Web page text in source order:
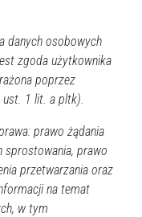
Nd
9
16
23
30
danych osobowych
zgoda użytkownika
poprzez
ust. 1 lit. a pltk).
prawo żądania
sprostowania, prawo
przetwarzania oraz
na temat
w tym